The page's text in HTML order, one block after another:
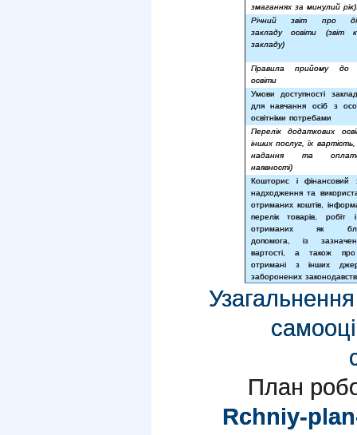
змаганнях за минулий
Річний звіт про
закладу освіти (звіт
закладу)
Правила прийому до
освіти
Умови доступності
для навчання осіб з
освітніми потребами
Перелік додаткових
інших послуг, їх
надання та
наявності)
Кошторис і фінансовий
надходження та
отриманих коштів,
перелік товарів, робіт
отриманих як
допомога, із
вартості, а також
отримані з інших
заборонених
Узагальнення
План
Rchniy-